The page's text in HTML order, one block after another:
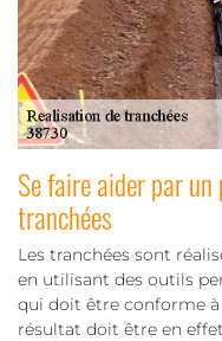
Se faire aider par
tranchées
Les tranchées sont
en utilisant des outils
qui doit être conforme
résultat doit être en effet